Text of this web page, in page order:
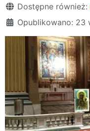
Szczegóły
Dostępne również:
Opublikowano: 23